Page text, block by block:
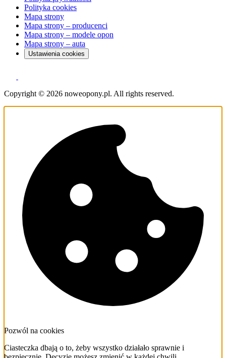
Polityka cookies
Mapa strony
Mapa strony – producenci
Mapa strony – modele opon
Mapa strony – auta
Ustawienia cookies
Copyright © 2026 noweopony.pl. All rights reserved.
Pozwól na cookies
Ciasteczka dbają o to, żeby wszystko działało sprawnie i